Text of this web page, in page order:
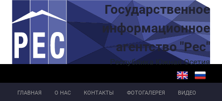
Перейти к основному содержаниюГосударственное
информационное
агентство "Рес"
Республика Южная Осетия
ГЛАВНАЯ О НАС КОНТАКТЫ ФОТОГАЛЕРЕЯ ВИДЕО